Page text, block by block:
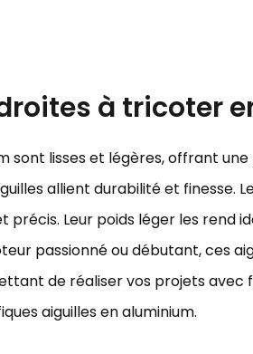
à tricoter
sont lisses et légères, offrant
allient durabilité et finesse.
Leur poids léger les rend
passionné ou débutant, ces
de réaliser vos projets avec
aiguilles en aluminium.